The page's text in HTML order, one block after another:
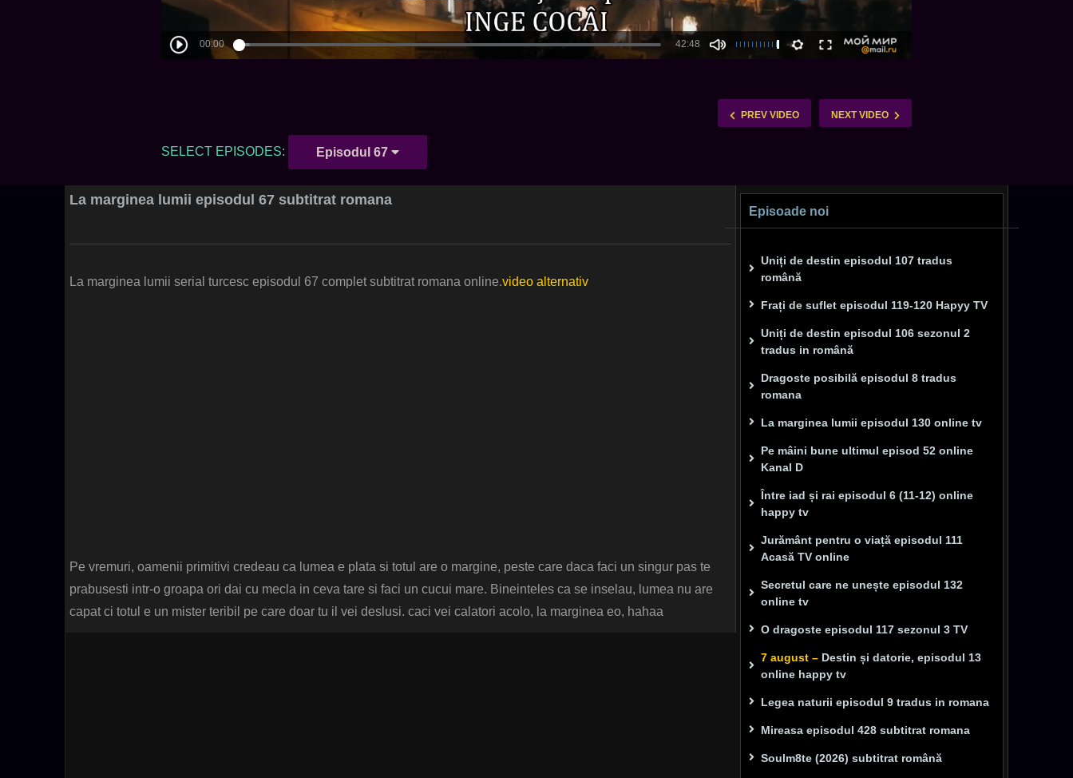
PREV VIDEO NEXT VIDEO
SELECT EPISODES: Episodul 67
La marginea lumii episodul 67 subtitrat romana
La marginea lumii serial turcesc episodul 67 complet subtitrat romana online.video alternativ
Pe vremuri, oamenii primitivi credeau ca lumea e plata si totul are o margine, peste care daca faci un singur pas te
prabusesti intr-o groapa ori dai cu mecla in ceva tare si faci un cucui mare. Bineinteles ca se inselau, lumea nu are
capat ci totul e un mister teribil pe care doar tu il vei deslusi. caci vei calatori acolo, la marginea eo, hahaa
Episoade noi
Uniți de destin episodul 107 tradus
română
Frați de suflet episodul 119-120 Hapyy TV
Uniți de destin episodul 106 sezonul 2
tradus in română
Dragoste posibilă episodul 8 tradus
romana
La marginea lumii episodul 130 online tv
Pe mâini bune ultimul episod 52 online
Kanal D
Între iad și rai episodul 6 (11-12) online
happy tv
Jurământ pentru o viață episodul 111
Acasă TV online
Secretul care ne unește episodul 132
online tv
O dragoste episodul 117 sezonul 3 TV
7 august – Destin și datorie, episodul 13
online happy tv
Legea naturii episodul 9 tradus in romana
Mireasa episodul 428 subtitrat romana
Soulm8te (2026) subtitrat română